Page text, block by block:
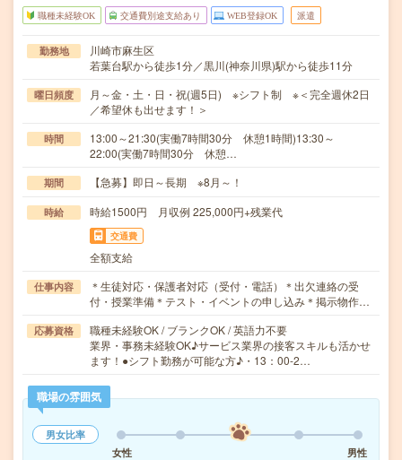
職種未経験OK 交通費別途支給あり WEB登録OK 派遣
勤務地
川崎市麻生区
若葉台駅から徒歩1分／黒川(神奈川県)駅から徒歩11分
曜日頻度
月～金・土・日・祝(週5日) ※シフト制 ※＜完全週休2日
／希望休も出せます！＞
時間
13:00～21:30(実働7時間30分 休憩1時間)13:30～
22:00(実働7時間30分 休憩…
期間 【急募】即日～長期 ※8月～！
時給 時給1500円 月収例 225,000円+残業代
交通費
全額支給
仕事内容
＊生徒対応・保護者対応（受付・電話）＊出欠連絡の受
付・授業準備＊テスト・イベントの申し込み＊掲示物作…
応募資格
職種未経験OK / ブランクOK / 英語力不要
業界・事務未経験OK♪サービス業界の接客スキルも活かせ
ます！●シフト勤務が可能な方♪・13：00-2…
職場の雰囲気
男女比率
女性
男性